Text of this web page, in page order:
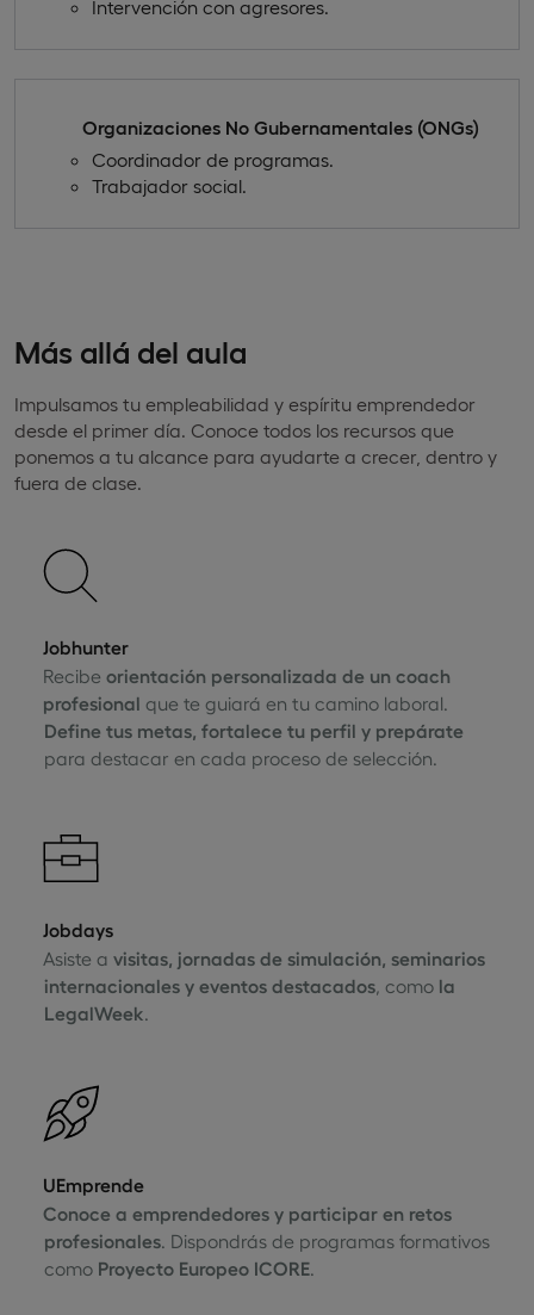
Intervención con agresores.
Organizaciones No Gubernamentales (ONGs)
Coordinador de programas.
Trabajador social.
Más allá del aula
Impulsamos tu empleabilidad y espíritu emprendedor
desde el primer día. Conoce todos los recursos que
ponemos a tu alcance para ayudarte a crecer, dentro y
fuera de clase.
Jobhunter
Recibeorientación personalizada de un coach
profesional que te guiará en tu camino laboral.
Define tus metas, fortalece tu perfil y prepárate
para destacar en cada proceso de selección.
Jobdays
Asiste avisitas, jornadas de simulación, seminarios
internacionales y eventos destacados, como la
LegalWeek.
UEmprende
Conoce a emprendedores y participar en retos
profesionales. Dispondrás de programas formativos
como Proyecto Europeo ICORE.